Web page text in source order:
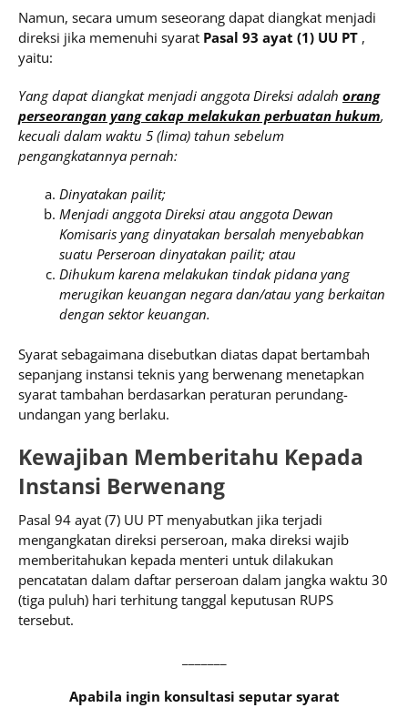
Namun, secara umum seseorang dapat diangkat menjadi
direksi jika memenuhi syarat Pasal 93 ayat (1) UU PT ,
yaitu:
Yang dapat diangkat menjadi anggota Direksi adalah orang
perseorangan yang cakap melakukan perbuatan hukum,
kecuali dalam waktu 5 (lima) tahun sebelum
pengangkatannya pernah:
Dinyatakan pailit;
Menjadi anggota Direksi atau anggota Dewan
Komisaris yang dinyatakan bersalah menyebabkan
suatu Perseroan dinyatakan pailit; atau
Dihukum karena melakukan tindak pidana yang
merugikan keuangan negara dan/atau yang berkaitan
dengan sektor keuangan.
Syarat sebagaimana disebutkan diatas dapat bertambah
sepanjang instansi teknis yang berwenang menetapkan
syarat tambahan berdasarkan peraturan perundang-
undangan yang berlaku.
Kewajiban Memberitahu Kepada
Instansi Berwenang
Pasal 94 ayat (7) UU PT menyabutkan jika terjadi
mengangkatan direksi perseroan, maka direksi wajib
memberitahukan kepada menteri untuk dilakukan
pencatatan dalam daftar perseroan dalam jangka waktu 30
(tiga puluh) hari terhitung tanggal keputusan RUPS
tersebut.
Apabila ingin konsultasi seputar syarat